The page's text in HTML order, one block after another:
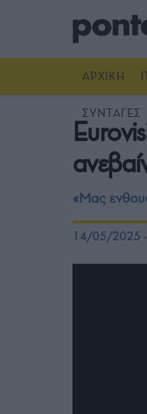
ΑΡΧΙΚΗ
ΣΥΝΤΑΓΕΣ
«Μας
14/05/2025 -